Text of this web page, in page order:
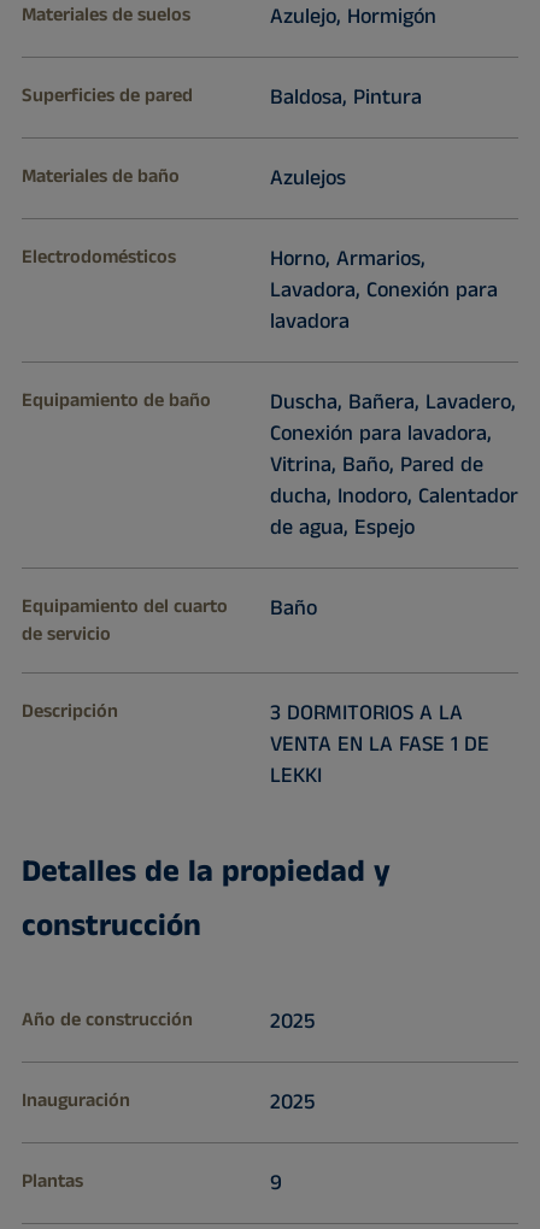
Materiales de suelos Azulejo, Hormigón
Superficies de pared Baldosa, Pintura
Materiales de baño Azulejos
Electrodomésticos
Horno, Armarios,
Lavadora, Conexión para
lavadora
Equipamiento de baño
Duscha, Bañera, Lavadero,
Conexión para lavadora,
Vitrina, Baño, Pared de
ducha, Inodoro, Calentador
de agua, Espejo
Equipamiento del cuarto
de servicio
Baño
Descripción
3 DORMITORIOS A LA
VENTA EN LA FASE 1 DE
LEKKI
Detalles de la propiedad y
construcción
Año de construcción 2025
Inauguración 2025
Plantas 9